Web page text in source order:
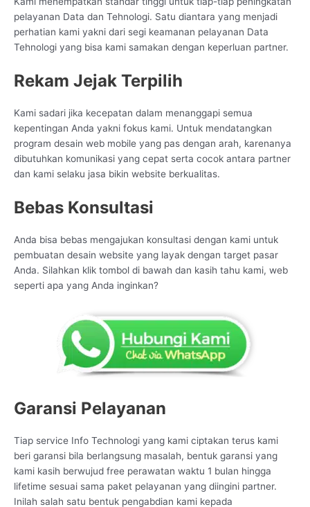
pelayanan Data dan Tehnologi. Satu diantara yang menjadi
perhatian kami yakni dari segi keamanan pelayanan Data
Tehnologi yang bisa kami samakan dengan keperluan partner.
Rekam Jejak Terpilih
Kami sadari jika kecepatan dalam menanggapi semua
kepentingan Anda yakni fokus kami. Untuk mendatangkan
program desain web mobile yang pas dengan arah, karenanya
dibutuhkan komunikasi yang cepat serta cocok antara partner
dan kami selaku jasa bikin website berkualitas.
Bebas Konsultasi
Anda bisa bebas mengajukan konsultasi dengan kami untuk
pembuatan desain website yang layak dengan target pasar
Anda. Silahkan klik tombol di bawah dan kasih tahu kami, web
seperti apa yang Anda inginkan?
Garansi Pelayanan
Tiap service Info Technologi yang kami ciptakan terus kami
beri garansi bila berlangsung masalah, bentuk garansi yang
kami kasih berwujud free perawatan waktu 1 bulan hingga
lifetime sesuai sama paket pelayanan yang diingini partner.
Inilah salah satu bentuk pengabdian kami kepada